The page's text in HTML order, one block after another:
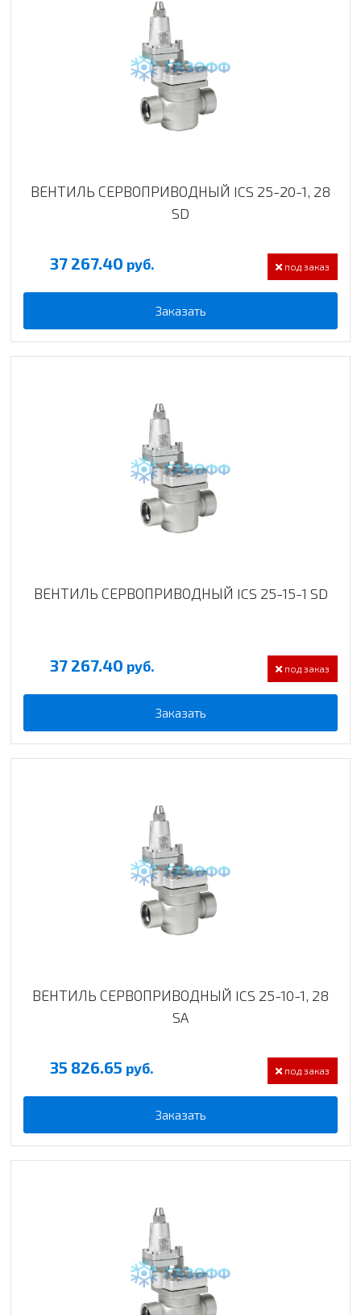
ВЕНТИЛЬ СЕРВОПРИВОДНЫЙ ICS 25-20-1, 28
SD
37 267.40 руб. под заказ
Заказать
ВЕНТИЛЬ СЕРВОПРИВОДНЫЙ ICS 25-15-1 SD
37 267.40 руб. под заказ
Заказать
ВЕНТИЛЬ СЕРВОПРИВОДНЫЙ ICS 25-10-1, 28
SA
35 826.65 руб. под заказ
Заказать